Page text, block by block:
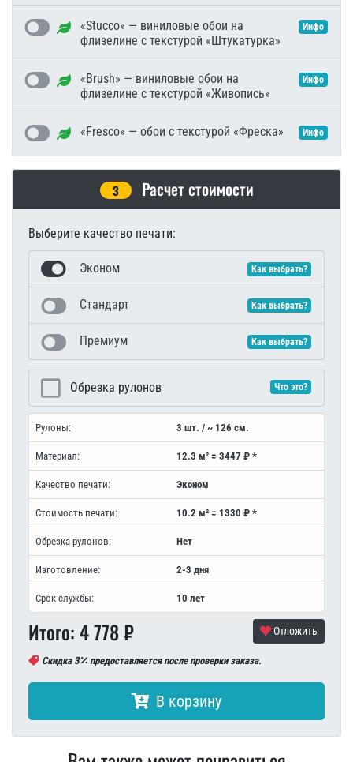
«Stucco» — виниловые обои на
флизелине с текстурой «Штукатурка»
Инфо
«Brush» — виниловые обои на
флизелине с текстурой «Живопись»
Инфо
«Fresco» — обои с текстурой «Фреска» Инфо
3 Расчет стоимости
Выберите качество печати:
Эконом Как выбрать?
Стандарт Как выбрать?
Премиум Как выбрать?
Обрезка рулонов Что это?
Рулоны: 3 шт. / ~ 126 см.
Материал: 12.3 м² = 3447 ₽ *
Качество печати: Эконом
Стоимость печати: 10.2 м² = 1330 ₽ *
Обрезка рулонов: Нет
Изготовление: 2-3 дня
Срок службы: 10 лет
Итого:4 778₽ Отложить
Скидка 3 предоставляется после проверки заказа.
В корзину